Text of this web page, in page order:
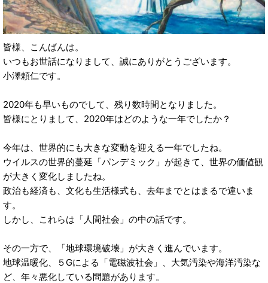
皆様、こんばんは。
いつもお世話になりまして、誠にありがとうございます。
小澤頼仁です。
2020年も早いものでして、残り数時間となりました。
皆様にとりまして、2020年はどのような一年でしたか？
今年は、世界的にも大きな変動を迎える一年でしたね。
ウイルスの世界的蔓延「パンデミック」が起きて、世界の価値観
が大きく変化しましたね。
政治も経済も、文化も生活様式も、去年までとはまるで違いま
す。
しかし、これらは「人間社会」の中の話です。
その一方で、「地球環境破壊」が大きく進んでいます。
地球温暖化、５Gによる「電磁波社会」、大気汚染や海洋汚染な
ど、年々悪化している問題があります。